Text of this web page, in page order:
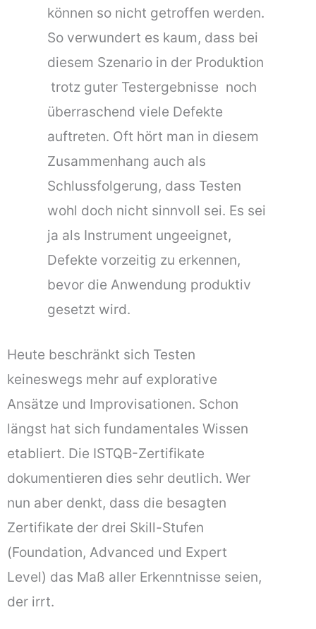
können so nicht getroffen werden.
So verwundert es kaum, dass bei
diesem Szenario in der Produktion
 trotz guter Testergebnisse  noch
überraschend viele Defekte
auftreten. Oft hört man in diesem
Zusammenhang auch als
Schlussfolgerung, dass Testen
wohl doch nicht sinnvoll sei. Es sei
ja als Instrument ungeeignet,
Defekte vorzeitig zu erkennen,
bevor die Anwendung produktiv
gesetzt wird.
Heute beschränkt sich Testen
keineswegs mehr auf explorative
Ansätze und Improvisationen. Schon
längst hat sich fundamentales Wissen
etabliert. Die ISTQB-Zertifikate
dokumentieren dies sehr deutlich. Wer
nun aber denkt, dass die besagten
Zertifikate der drei Skill-Stufen
(Foundation, Advanced und Expert
Level) das Maß aller Erkenntnisse seien,
der irrt.